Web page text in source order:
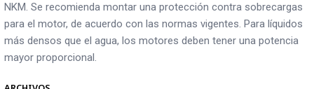
NKM. Se recomienda montar una protección contra sobrecargas
para el motor, de acuerdo con las normas vigentes. Para líquidos
más densos que el agua, los motores deben tener una potencia
mayor proporcional.